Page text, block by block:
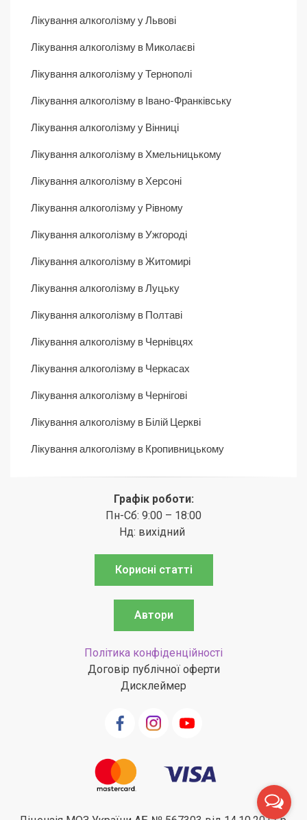
Лікування алкоголізму у Львові
Лікування алкоголізму в Миколаєві
Лікування алкоголізму у Тернополі
Лікування алкоголізму в Івано-Франківську
Лікування алкоголізму у Вінниці
Лікування алкоголізму в Хмельницькому
Лікування алкоголізму в Херсоні
Лікування алкоголізму у Рівному
Лікування алкоголізму в Ужгороді
Лікування алкоголізму в Житомирі
Лікування алкоголізму в Луцьку
Лікування алкоголізму в Полтаві
Лікування алкоголізму в Чернівцях
Лікування алкоголізму в Черкасах
Лікування алкоголізму в Чернігові
Лікування алкоголізму в Білій Церкві
Лікування алкоголізму в Кропивницькому
Графік роботи:
Пн-Сб: 9:00 – 18:00
Нд: вихідний
Корисні статті
Автори
Політика конфіденційності
Договір публічної оферти
Дисклеймер